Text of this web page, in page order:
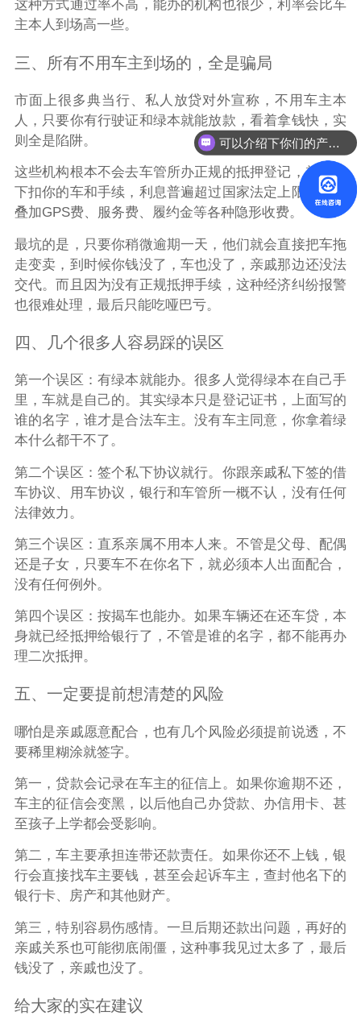
这种方式通过率不高，能办的机构也很少，利率会比车
主本人到场高一些。
三、所有不用车主到场的，全是骗局
市面上很多典当行、私人放贷对外宣称，不用车主本
人，只要你有行驶证和绿本就能放款，看着拿钱快，实
则全是陷阱。
这些机构根本不会去车管所办正规的抵押登记，就是私
下扣你的车和手续，利息普遍超过国家法定上限，还会
叠加GPS费、服务费、履约金等各种隐形收费。
最坑的是，只要你稍微逾期一天，他们就会直接把车拖
走变卖，到时候你钱没了，车也没了，亲戚那边还没法
交代。而且因为没有正规抵押手续，这种经济纠纷报警
也很难处理，最后只能吃哑巴亏。
四、几个很多人容易踩的误区
第一个误区：有绿本就能办。很多人觉得绿本在自己手
里，车就是自己的。其实绿本只是登记证书，上面写的
谁的名字，谁才是合法车主。没有车主同意，你拿着绿
本什么都干不了。
第二个误区：签个私下协议就行。你跟亲戚私下签的借
车协议、用车协议，银行和车管所一概不认，没有任何
法律效力。
第三个误区：直系亲属不用本人来。不管是父母、配偶
还是子女，只要车不在你名下，就必须本人出面配合，
没有任何例外。
第四个误区：按揭车也能办。如果车辆还在还车贷，本
身就已经抵押给银行了，不管是谁的名字，都不能再办
理二次抵押。
五、一定要提前想清楚的风险
哪怕是亲戚愿意配合，也有几个风险必须提前说透，不
要稀里糊涂就签字。
第一，贷款会记录在车主的征信上。如果你逾期不还，
车主的征信会变黑，以后他自己办贷款、办信用卡、甚
至孩子上学都会受影响。
第二，车主要承担连带还款责任。如果你还不上钱，银
行会直接找车主要钱，甚至会起诉车主，查封他名下的
银行卡、房产和其他财产。
第三，特别容易伤感情。一旦后期还款出问题，再好的
亲戚关系也可能彻底闹僵，这种事我见过太多了，最后
钱没了，亲戚也没了。
给大家的实在建议
可以介绍下你们的产品么？